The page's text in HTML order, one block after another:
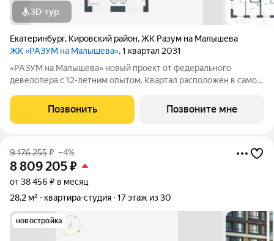
3D-тур
Екатеринбург, Кировский район,ЖК Разум на Малышева
ЖК «РАЗУМ на Малышева», 1 квартал 2031
«РАЗУМ на Малышева» новый проект от федерального
девелопера с 12-летним опытом. Квартал расположен в самом
доступности: 8 детских садов; 7 школ; прогулочные зоны и
парки; магазины; учреждения
Позвонить Позвоните мне
9 176 255₽ –4%
8 809 205₽
от 38 456 ₽ в месяц
28,2 м²
квартира-студия 17 этаж из 30
новостройка